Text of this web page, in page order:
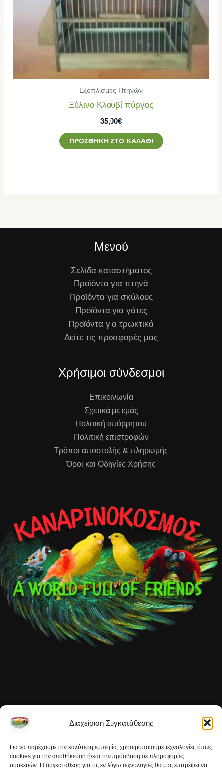
Διαχείριση Συγκατάθεσης
Για να παρέχουμε την καλύτερη εμπειρία, χρησιμοποιούμε τεχνολογίες όπως
cookies για την αποθήκευση ή/και την πρόσβαση σε πληροφορίες
συσκευών. Η συγκατάθεση για τις εν λόγω τεχνολογίες θα μας επιτρέψει να
Εξοπλισμός Πτηνών
Ξύλινο Κλουβί πύργος
35,00€
ΠΡΟΣΘΉΚΗ ΣΤΟ ΚΑΛΆΘΙ
Μενού
Σελίδα καταστήματος
Προϊόντα για πτηνά
Προϊόντα για σκύλους
Προϊόντα για γάτες
Προϊόντα για τρωκτικά
Δείτε τις προσφορές μας
Χρήσιμοι σύνδεσμοι
Επικοινωνία
Σχετικά με εμάς
Πολιτική απόρρητου
Πολιτική επιστροφών
Τρόποι αποστολής & πληρωμής
Όροι και Οδηγίες Χρήσης